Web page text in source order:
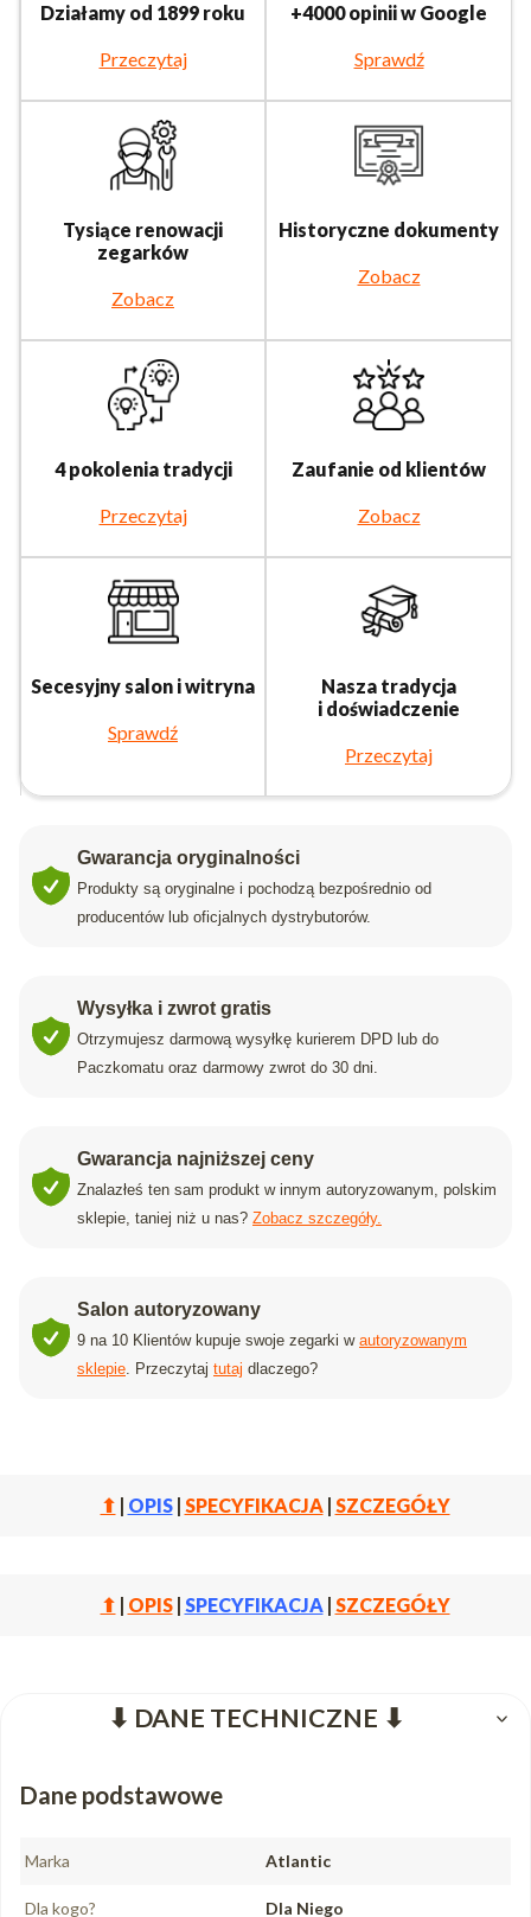
Działamy od 1899 roku
Przeczytaj
+4000 opinii w Google
Sprawdź
Tysiące renowacji
zegarków
Zobacz
Historyczne dokumenty
Zobacz
4 pokolenia tradycji
Przeczytaj
Zaufanie od klientów
Zobacz
Secesyjny salon i witryna
Sprawdź
Nasza tradycja
i doświadczenie
Przeczytaj
Gwarancja oryginalności
Produkty są oryginalne i pochodzą bezpośrednio od
producentów lub oficjalnych dystrybutorów.
Wysyłka i zwrot gratis
Otrzymujesz darmową wysyłkę kurierem DPD lub do
Paczkomatu oraz darmowy zwrot do 30 dni.
Gwarancja najniższej ceny
Znalazłeś ten sam produkt w innym autoryzowanym, polskim
sklepie, taniej niż u nas? Zobacz szczegóły.
Salon autoryzowany
9 na 10 Klientów kupuje swoje zegarki w autoryzowanym
sklepie. Przeczytaj tutaj dlaczego?
⬆ OPIS| SPECYFIKACJA| SZCZEGÓŁY
⬆ OPIS| SPECYFIKACJA| SZCZEGÓŁY
⬇ DANE TECHNICZNE ⬇
Dane podstawowe
Marka Atlantic
Dla kogo? Dla Niego